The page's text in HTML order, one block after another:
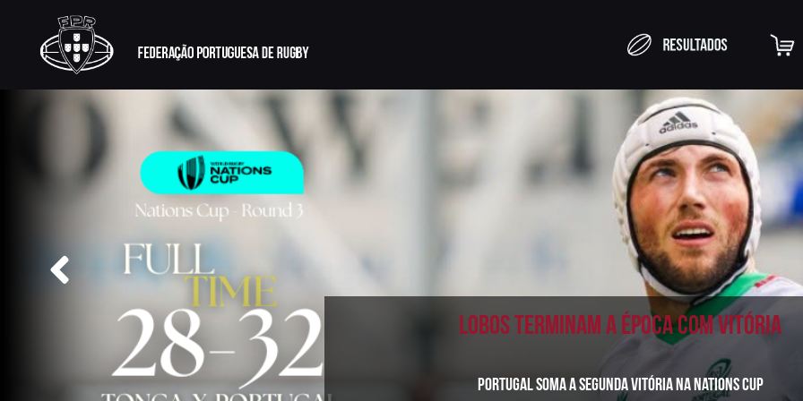
Lobos terminam a época com vitória
Portugal soma a segunda vitória na Nations Cup